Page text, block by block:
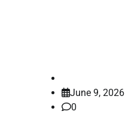
June 9, 2026
0